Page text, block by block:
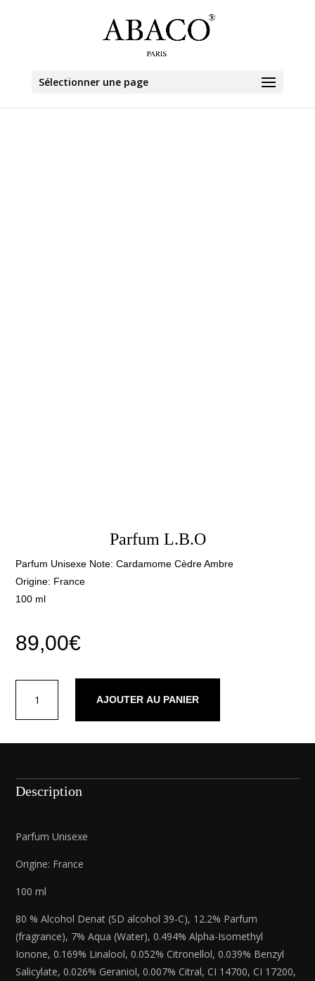
Sélectionner une page
Parfum L.B.O
Parfum Unisexe Note: Cardamome Cèdre Ambre
Origine: France
100 ml
89,00€
Parfum
AJOUTER AU PANIER
Description
Parfum Unisexe
Origine: France
100 ml
80 % Alcohol Denat (SD alcohol 39-C), 12.2% Parfum
(fragrance), 7% Aqua (Water), 0.494% Alpha-Isomethyl
Ionone, 0.169% Linalool, 0.052% Citronellol, 0.039% Benzyl
Salicylate, 0.026% Geraniol, 0.007% Citral, CI 14700, CI 17200,